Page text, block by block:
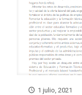
1 julio, 2021